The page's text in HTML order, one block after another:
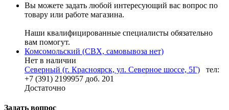
Вы можете задать любой интересующий вас вопрос по
товару или работе магазина.
Наши квалифицированные специалисты обязательно
вам помогут.
Комсомольский (СВХ, самовывоза нет)
Нет в наличии
Северный (г. Красноярск, ул. Северное шоссе, 5Г)
тел:
+7 (391) 2199957 доб. 201
Достаточно
Задать вопрос